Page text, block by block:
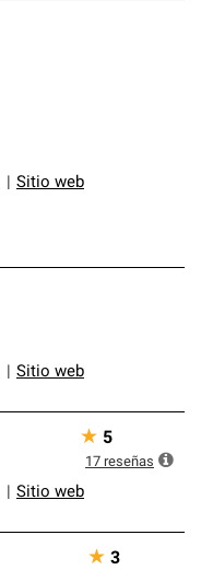
Sitio web
Sitio web
Sitio web
★ 5
17 reseñas
★ 3